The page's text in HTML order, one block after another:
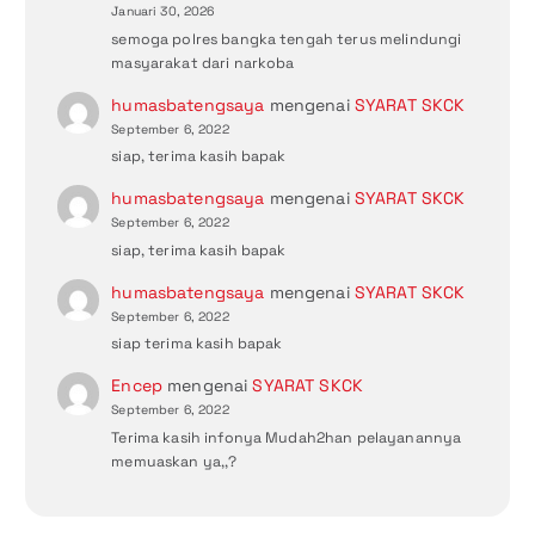
Januari 30, 2026
semoga polres bangka tengah terus melindungi
masyarakat dari narkoba
humasbatengsaya mengenai SYARAT SKCK
September 6, 2022
siap, terima kasih bapak
humasbatengsaya mengenai SYARAT SKCK
September 6, 2022
siap, terima kasih bapak
humasbatengsaya mengenai SYARAT SKCK
September 6, 2022
siap terima kasih bapak
EncepmengenaiSYARAT SKCK
September 6, 2022
Terima kasih infonya Mudah2han pelayanannya
memuaskan ya,,?